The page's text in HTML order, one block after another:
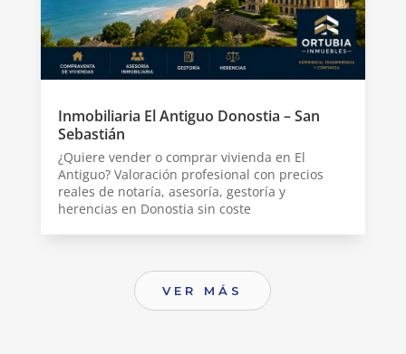
Inmobiliaria El Antiguo Donostia – San
Sebastián
¿Quiere vender o comprar vivienda en El
Antiguo? Valoración profesional con precios
reales de notaría, asesoría, gestoría y
herencias en Donostia sin coste
VER MÁS